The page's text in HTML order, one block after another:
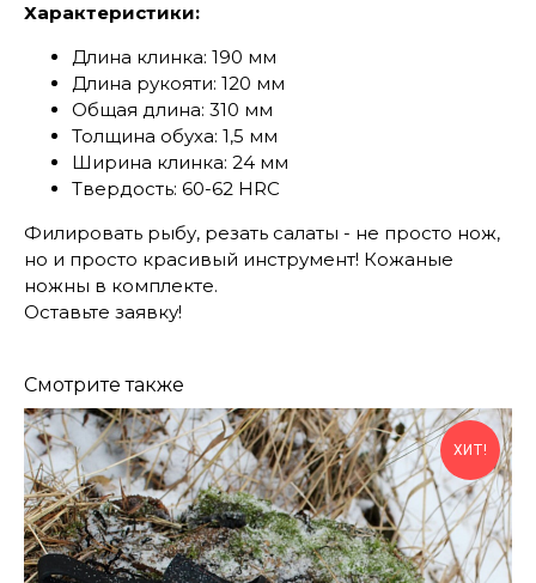
Характеристики:
Длина клинка: 190 мм
Длина рукояти: 120 мм
Общая длина: 310 мм
Толщина обуха: 1,5 мм
Ширина клинка: 24 мм
Твердость: 60-62 HRC
Филировать рыбу, резать салаты - не просто нож,
но и просто красивый инструмент! Кожаные
ножны в комплекте.
Оставьте заявку!
Смотрите также
ХИТ!
КОНТАКТЫ
Консультации по телефону и онлайн.
Будем рады продемонстрировать вам